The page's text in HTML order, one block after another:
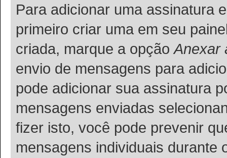
Para adicionar uma assinatura
primeiro criar uma em seu
criada, marque a opçãoAnexar
envio de mensagens para
pode adicionar sua assinatura
mensagens enviadas
fizer isto, você pode prevenir
mensagens individuais durante